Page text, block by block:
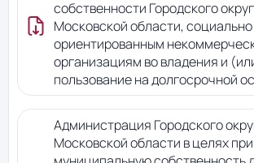
собственности Городского
Московской области, социально
ориентированным
организациям во владения и
пользование на долгосрочной
Администрация Городского
Московской области в целях